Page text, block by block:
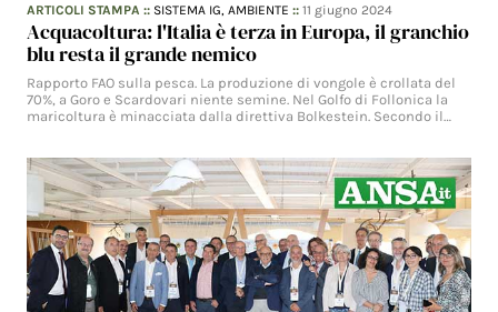
ARTICOLI STAMPA :: SISTEMA IG,AMBIENTE ::11 giugno 2024
Acquacoltura: l'Italia è terza in Europa, il granchio
blu resta il grande nemico
Rapporto FAO sulla pesca. La produzione di vongole è crollata del
70%, a Goro e Scardovari niente semine. Nel Golfo di Follonica la
maricoltura è minacciata dalla direttiva Bolkestein. Secondo il…